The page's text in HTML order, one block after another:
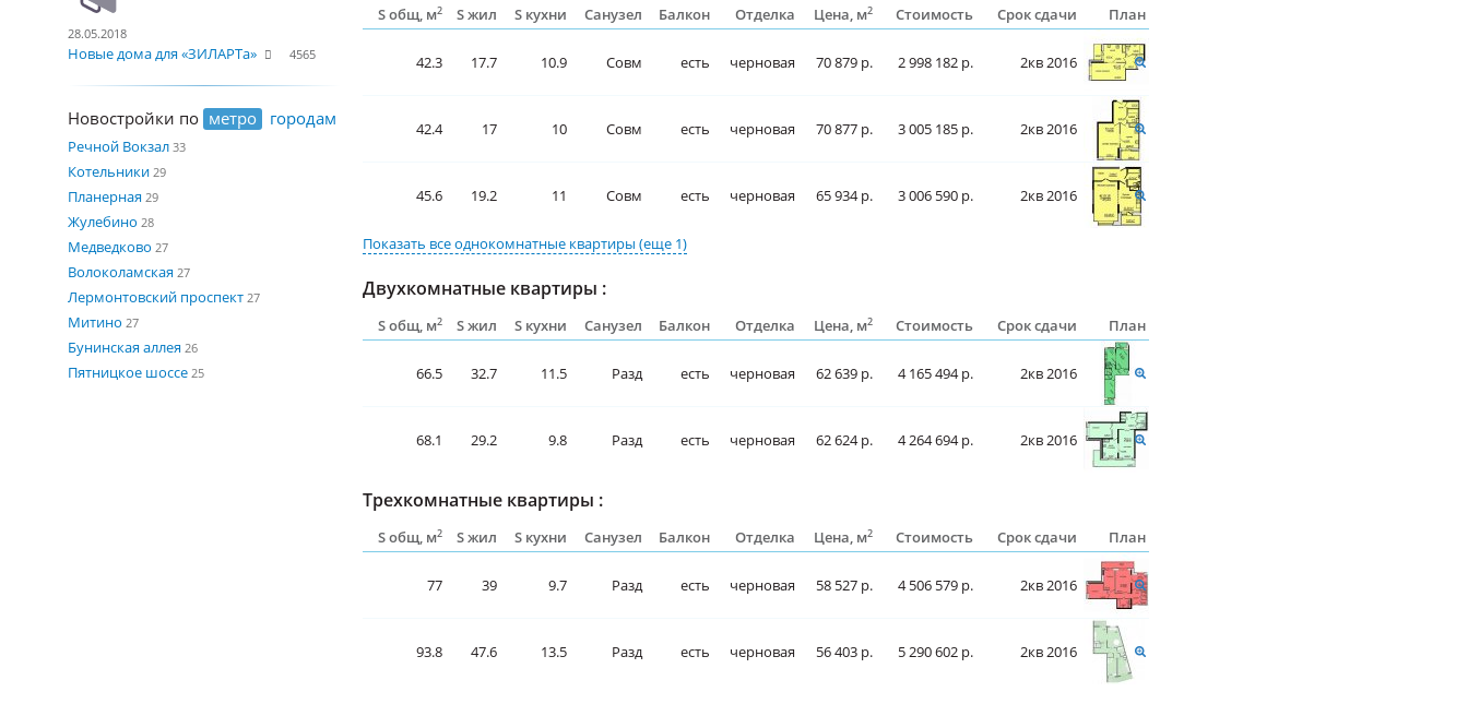
28.05.2018
Новые дома для «ЗИЛАРТа» 4565
Новостройки по метро городам
Речной Вокзал 33
Котельники 29
Планерная 29
Жулебино 28
Медведково 27
Волоколамская 27
Лермонтовский проспект 27
Митино 27
Бунинская аллея 26
Пятницкое шоссе 25
S общ, м2 S жил S кухни Санузел Балкон Отделка Цена, м2 Стоимость Срок сдачи План
42.3 17.7 10.9 Совм есть черновая 70 879 р. 2 998 182 р. 2кв 2016
42.4 17 10 Совм есть черновая 70 877 р. 3 005 185 р. 2кв 2016
45.6 19.2 11 Совм есть черновая 65 934 р. 3 006 590 р. 2кв 2016
Показать всеоднокомнатные квартиры (еще 1)
Двухкомнатные квартиры :
S общ, м2 S жил S кухни Санузел Балкон Отделка Цена, м2 Стоимость Срок сдачи План
66.5 32.7 11.5 Разд есть черновая 62 639 р. 4 165 494 р. 2кв 2016
68.1 29.2 9.8 Разд есть черновая 62 624 р. 4 264 694 р. 2кв 2016
Трехкомнатные квартиры :
S общ, м2 S жил S кухни Санузел Балкон Отделка Цена, м2 Стоимость Срок сдачи План
77 39 9.7 Разд есть черновая 58 527 р. 4 506 579 р. 2кв 2016
93.8 47.6 13.5 Разд есть черновая 56 403 р. 5 290 602 р. 2кв 2016